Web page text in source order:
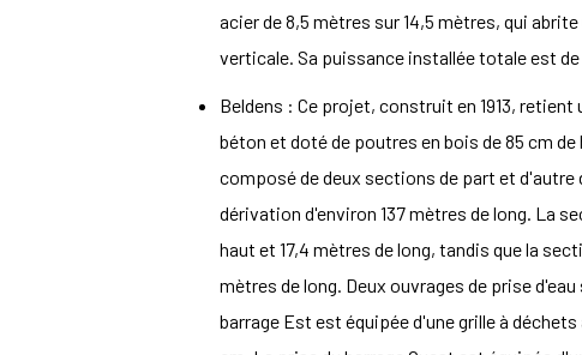
acier de 8,5 mètres sur 14,5 mètres, qui
verticale. Sa puissance installée totale est de
Beldens : Ce projet, construit en 1913,
béton et doté de poutres en bois de 85 cm de
composé de deux sections de part et
dérivation d'environ 137 mètres de long. La
haut et 17,4 mètres de long, tandis que la
mètres de long. Deux ouvrages de prise
barrage Est est équipée d'une grille à